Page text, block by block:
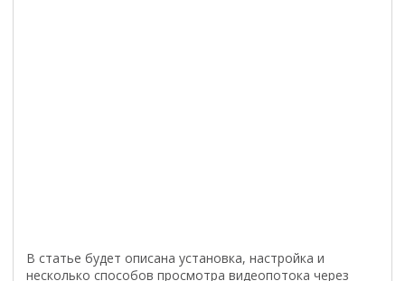
В статье будет описана установка, настройка и
несколько способов просмотра видеопотока через